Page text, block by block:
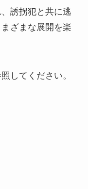
誘拐犯と共に逃
ざまな展開を楽
してください。